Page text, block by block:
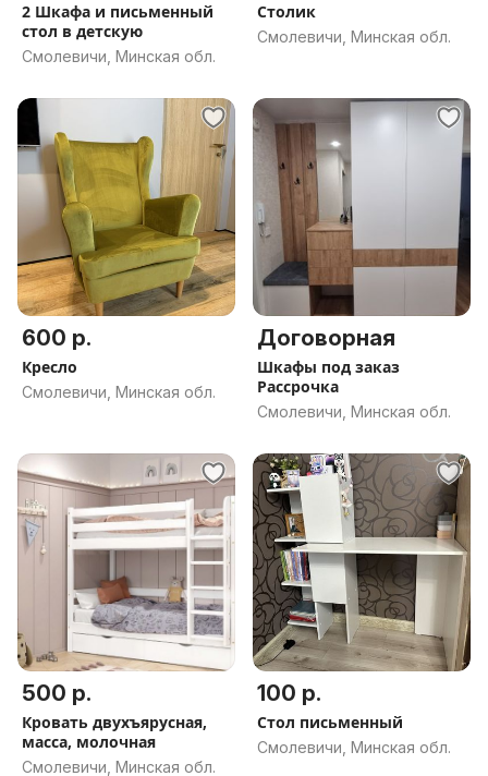
2 Шкафа и письменный
стол в детскую
Смолевичи, Минская обл.
Столик
Смолевичи, Минская обл.
600 р.
Кресло
Смолевичи, Минская обл.
Договорная
Шкафы под заказ
Рассрочка
Смолевичи, Минская обл.
500 р.
Кровать двухъярусная,
масса, молочная
Смолевичи, Минская обл.
100 р.
Стол письменный
Смолевичи, Минская обл.